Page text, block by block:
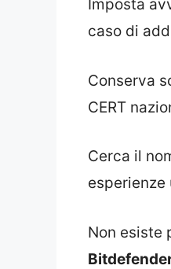
Imposta
caso di
Conserva
CERT
Cerca il
esperienze
Non esiste